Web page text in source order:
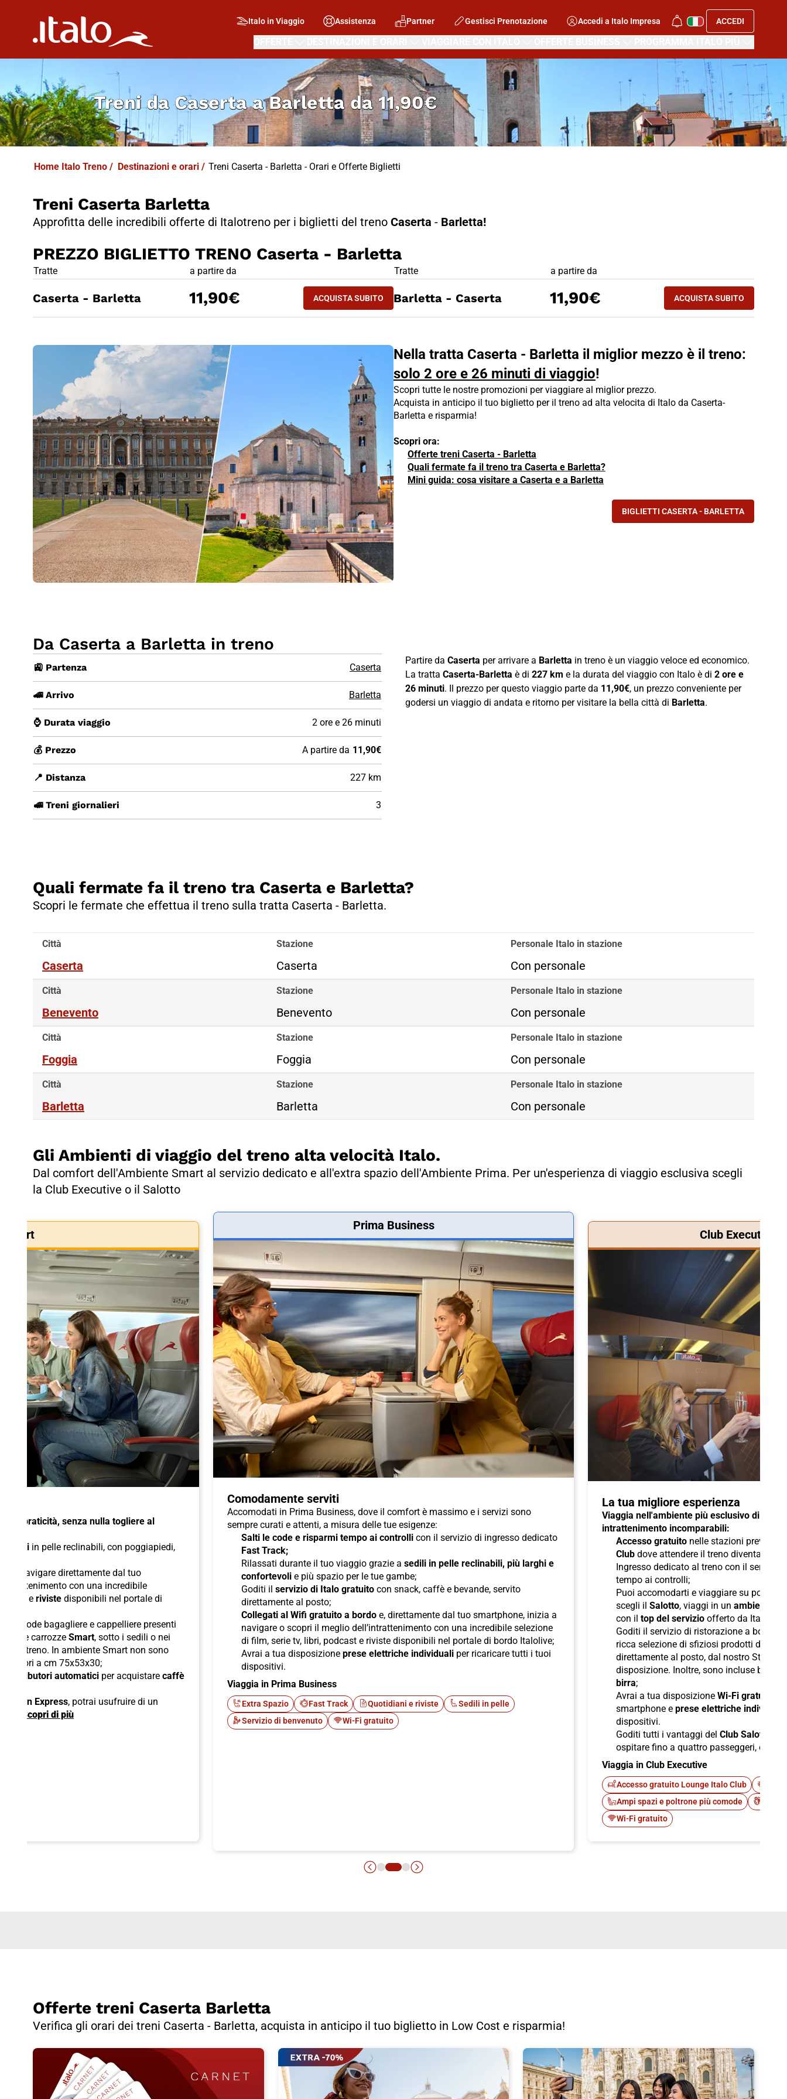
Italo in Viaggio Assistenza Partner Gestisci Prenotazione Accedi a Italo Impresa ACCEDI
Treni daCaserta a Barlettada11,90€
Home Italo Treno / Destinazioni e orari / Treni Caserta - Barletta - Orari e Offerte Biglietti
Treni Caserta Barletta
Approfitta delle incredibili offerte di Italotreno per i biglietti del treno Caserta - Barletta!
PREZZO BIGLIETTO TRENO Caserta - Barletta
PREZZO BIGLIETTO TRENO Caserta - Barletta
Tratte a partire da
ACQUISTA SUBITO
Caserta - Barletta 11,90€ ACQUISTA SUBITOCASERTA - BARLETTA
PREZZO BIGLIETTO TRENO Caserta - Barletta
Tratte a partire da
ACQUISTA SUBITO
Barletta - Caserta 11,90€ ACQUISTA SUBITO
BARLETTA -
Nella tratta Caserta - Barletta il miglior mezzo è il treno:
solo 2 ore e 26 minuti di viaggio!
Scopri tutte le nostre promozioni per viaggiare al miglior prezzo.
Acquista in anticipo il tuo biglietto per il treno ad alta velocita di Italo da Caserta-
Barletta e risparmia!
Scopri ora:
Offerte treni Caserta - Barletta
Quali fermate fa il treno tra Caserta e Barletta?
Mini guida: cosa visitare a Caserta e a Barletta
BIGLIETTI CASERTA - BARLETTA
Da Caserta a Barletta in treno
🚉 Partenza Caserta
🚄 Arrivo Barletta
⌚ Durata viaggio 2 ore e 26 minuti
💰 Prezzo A partire da 11,90€
📍 Distanza 227 km
🚅 Treni giornalieri 3
Partire da Caserta per arrivare a Barletta in treno è un viaggio veloce ed economico.
La tratta Caserta-Barletta è di 227 km e la durata del viaggio con Italo è di 2 ore e
26 minuti. Il prezzo per questo viaggio parte da 11,90€, un prezzo conveniente per
godersi un viaggio di andata e ritorno per visitare la bella città di Barletta.
Quali fermate fa il treno tra Caserta e Barletta?
Scopri le fermate che effettua il treno sulla tratta Caserta - Barletta.
Città
Caserta
Stazione
Caserta
Personale Italo in stazione
Con personale
Città
Benevento
Stazione
Benevento
Personale Italo in stazione
Con personale
Città
Foggia
Stazione
Foggia
Personale Italo in stazione
Con personale
Città
Barletta
Stazione
Barletta
Personale Italo in stazione
Con personale
Gli Ambienti di viaggio del treno alta velocità Italo.
Dal comfort dell'Ambiente Smart al servizio dedicato e all'extra spazio dell'Ambiente Prima. Per un'esperienza di viaggio esclusiva scegli
la Club Executive o il Salotto
Smart
e praticità, senza nulla togliere al
sedili in pelle reclinabili, con poggiapiedi,
per navigare direttamente dal tuo
con una incredibile
e riviste disponibili nel portale di
comode bagagliere e cappelliere presenti
nelle carrozze Smart, sotto i sedili o nei
del treno. In ambiente Smart non sono
a cm 75x53x30;
distributori automatici per acquistare caffè
Express, potrai usufruire di un
Scopri di più
Prima Business
Comodamente serviti
Accomodati in Prima Business, dove il comfort è massimo e i servizi sono
sempre curati e attenti, a misura delle tue esigenze:
Salti le code e risparmi tempo ai controlli con il servizio di ingresso dedicato
Fast Track;
Rilassati durante il tuo viaggio grazie a sedili in pelle reclinabili, più larghi e
confortevoli e più spazio per le tue gambe;
Goditi il servizio di Italo gratuito con snack, caffè e bevande, servito
direttamente al posto;
Collegati al Wifi gratuito a bordo e, direttamente dal tuo smartphone, inizia a
navigare o scopri il meglio dell’intrattenimento con una incredibile selezione
di film, serie tv, libri, podcast e riviste disponibili nel portale di bordo Italolive;
Avrai a tua disposizione prese elettriche individuali per ricaricare tutti i tuoi
dispositivi.
Viaggia in Prima Business
Extra Spazio Fast Track Quotidiani e riviste
Sedili in pelle
Servizio di benvenuto
Wi-Fi gratuito
Club Executive
La tua migliore esperienza
Viaggia nell'ambiente più esclusivo di Italo
intrattenimento incomparabili:
Accesso gratuito nelle stazioni previste
Club dove attendere il treno diventa un
Ingresso dedicato al treno con il servizio
tempo ai controlli;
Puoi accomodarti e viaggiare su poltrone
scegli il Salotto, viaggi in un ambiente
con il top del servizio offerto da Italo;
Goditi il servizio di ristorazione a bordo
ricca selezione di sfiziosi prodotti di
direttamente al posto, dal nostro Staff di
disposizione. Inoltre, sono incluse
birra;
Avrai a tua disposizione Wi-Fi gratuito
smartphone e prese elettriche individuali
dispositivi.
Goditi tutti i vantaggi del Club Salotto
ospitare fino a quattro passeggeri,
Viaggia in Club Executive
Accesso gratuito Lounge Italo Club
Ampi spazi e poltrone più comode
Wi-Fi gratuito
Offerte treni Caserta Barletta
Verifica gli orari dei treni Caserta - Barletta, acquista in anticipo il tuo biglietto in Low Cost e risparmia!